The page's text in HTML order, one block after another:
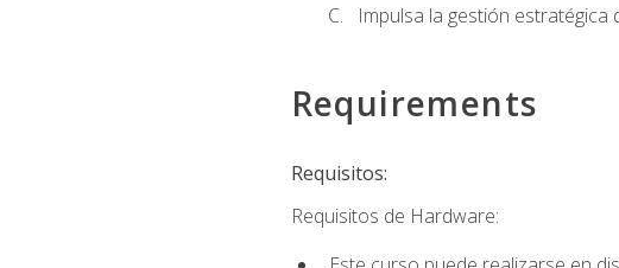
Impulsa la gestión estratégica
Requirements
Requisitos:
Requisitos de Hardware: